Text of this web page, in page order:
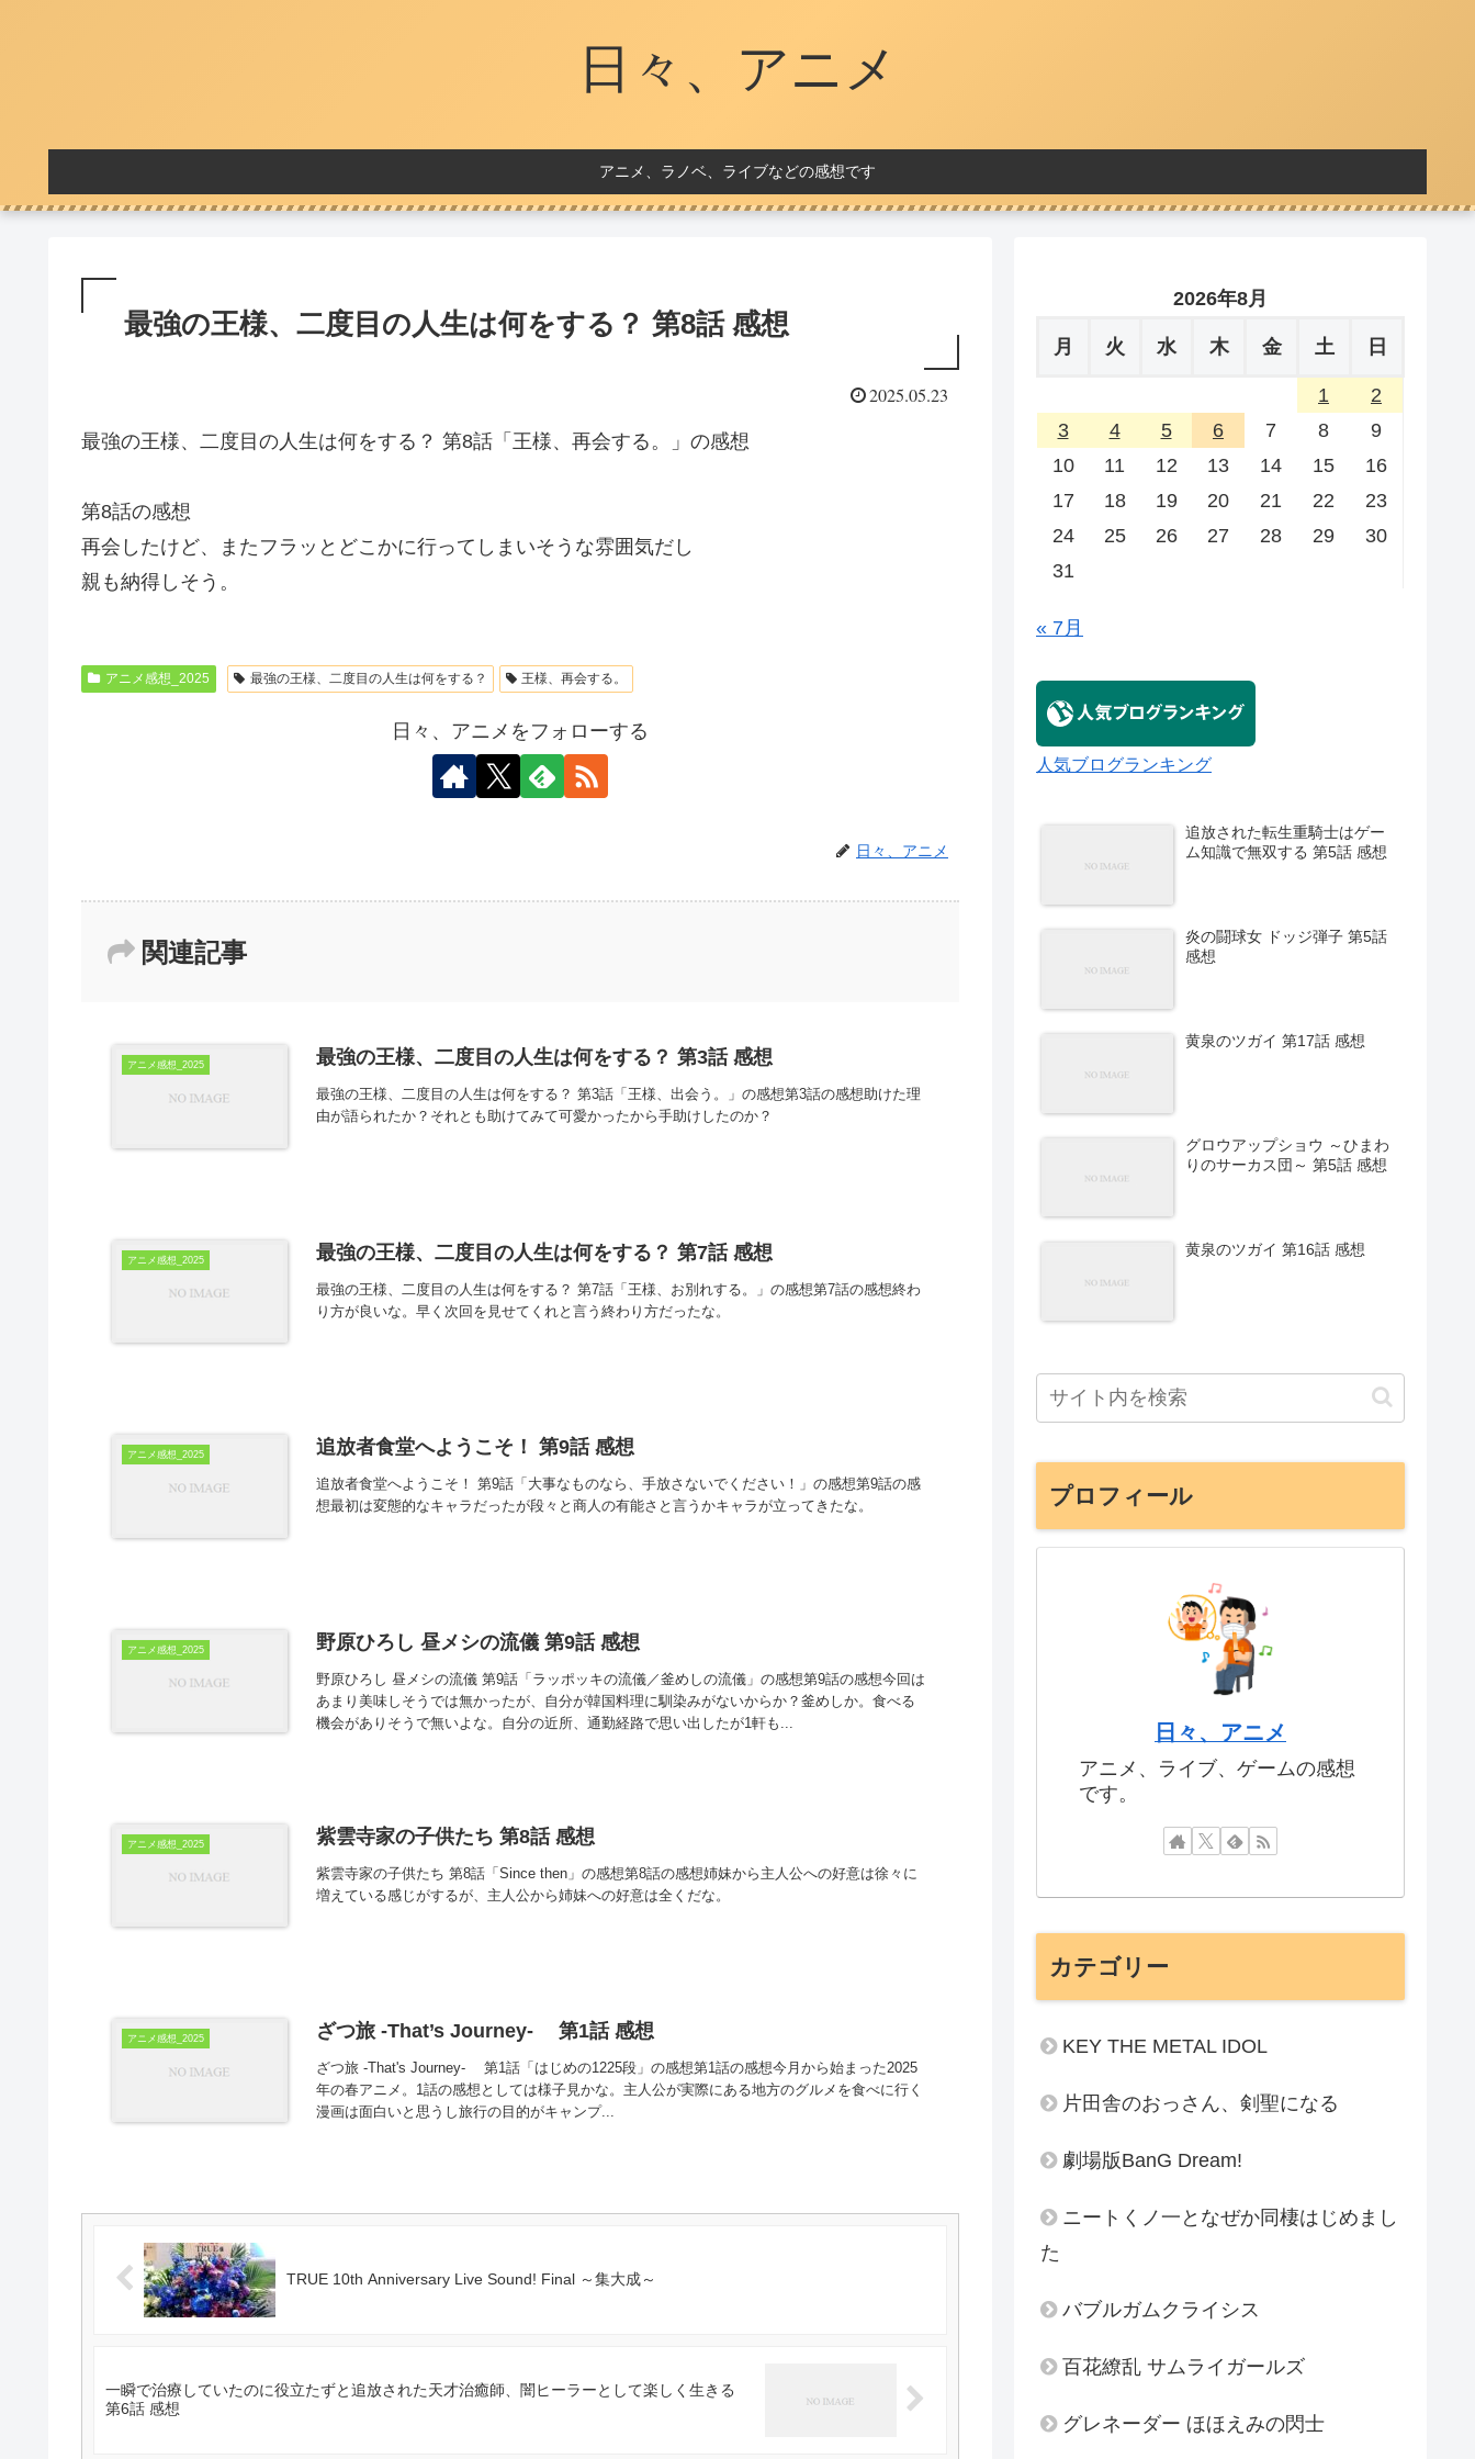
日々、アニメ
アニメ、ラノベ、ライブなどの感想です
最強の王様、二度目の人生は何をする？ 第8話 感想
2025.05.23
最強の王様、二度目の人生は何をする？ 第8話「王様、再会する。」の感想
第8話の感想
再会したけど、またフラッとどこかに行ってしまいそうな雰囲気だし
親も納得しそう。
アニメ感想_2025 最強の王様、二度目の人生は何をする？ 王様、再会する。
日々、アニメをフォローする
日々、アニメ
関連記事
アニメ感想_2025 最強の王様、二度目の人生は何をする？ 第3話 感想
最強の王様、二度目の人生は何をする？ 第3話「王様、出会う。」の感想第3話の感想助けた理
由が語られたか？それとも助けてみて可愛かったから手助けしたのか？
アニメ感想_2025 最強の王様、二度目の人生は何をする？ 第7話 感想
最強の王様、二度目の人生は何をする？ 第7話「王様、お別れする。」の感想第7話の感想終わ
り方が良いな。早く次回を見せてくれと言う終わり方だったな。
アニメ感想_2025 追放者食堂へようこそ！ 第9話 感想
追放者食堂へようこそ！ 第9話「大事なものなら、手放さないでください！」の感想第9話の感
想最初は変態的なキャラだったが段々と商人の有能さと言うかキャラが立ってきたな。
アニメ感想_2025 野原ひろし 昼メシの流儀 第9話 感想
野原ひろし 昼メシの流儀 第9話「ラッポッキの流儀／釜めしの流儀」の感想第9話の感想今回は
あまり美味しそうでは無かったが、自分が韓国料理に馴染みがないからか？釜めしか。食べる
機会がありそうで無いよな。自分の近所、通勤経路で思い出したが1軒も...
アニメ感想_2025 紫雲寺家の子供たち 第8話 感想
紫雲寺家の子供たち 第8話「Since then」の感想第8話の感想姉妹から主人公への好意は徐々に
増えている感じがするが、主人公から姉妹への好意は全くだな。
アニメ感想_2025 ざつ旅 -That’s Journey- 第1話 感想
ざつ旅 -That's Journey- 第1話「はじめの1225段」の感想第1話の感想今月から始まった2025
年の春アニメ。1話の感想としては様子見かな。主人公が実際にある地方のグルメを食べに行く
漫画は面白いと思うし旅行の目的がキャンプ...
TRUE 10th Anniversary Live Sound! Final ～集大成～
一瞬で治療していたのに役立たずと追放された天才治癒師、闇ヒーラーとして楽しく生きる
第6話 感想
2026年8月
月 火 水 木 金 土 日
1
2
3
4 5 6 7 8
9
10
11 12 13 14 15
16
17
18 19 20 21 22
23
24
25 26 27 28 29
30
31
« 7月
人気ブログランキング
追放された転生重騎士はゲー
ム知識で無双する 第5話 感想
炎の闘球女 ドッジ弾子 第5話
感想
黄泉のツガイ 第17話 感想
グロウアップショウ ～ひまわ
りのサーカス団～ 第5話 感想
黄泉のツガイ 第16話 感想
プロフィール
日々、アニメ
アニメ、ライブ、ゲームの感想
です。
カテゴリー
KEY THE METAL IDOL
片田舎のおっさん、剣聖になる
劇場版BanG Dream!
ニートくノ一となぜか同棲はじめまし
た
バブルガムクライシス
百花繚乱 サムライガールズ
グレネーダー ほほえみの閃士